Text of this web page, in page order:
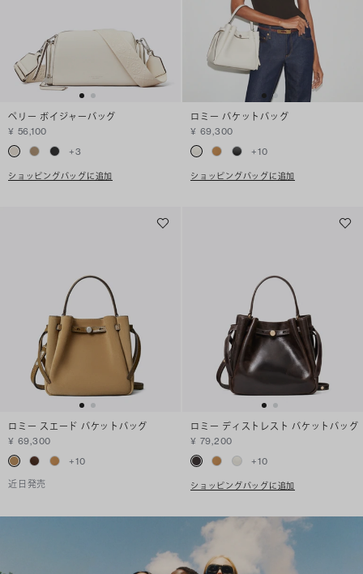
ペリー ボイジャーバッグ
¥ 56,100
+3
ショッピングバッグに追加
ロミー バケットバッグ
¥ 69,300
+10
ショッピングバッグに追加
ロミー スエード バケットバッグ
¥ 69,300
+10
近日発売
ロミー ディストレスト バケットバッグ
¥ 79,200
+10
ショッピングバッグに追加